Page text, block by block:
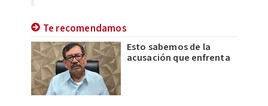
Te recomendamos
Esto sabemos de la
acusación que enfrenta